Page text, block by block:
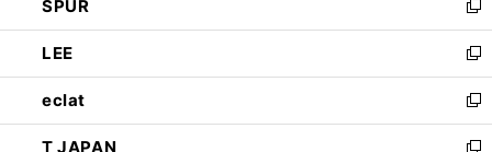
で
開
く
ド
ウ
で
開
く
ィ
ン
ド
ウ
で
開
く
い
ウ
ィ
ン
ド
ウ
で
SPUR
新
し
い
ウ
ィ
ン
LEE
新
し
い
ウ
eclat
新
し
T JAPAN